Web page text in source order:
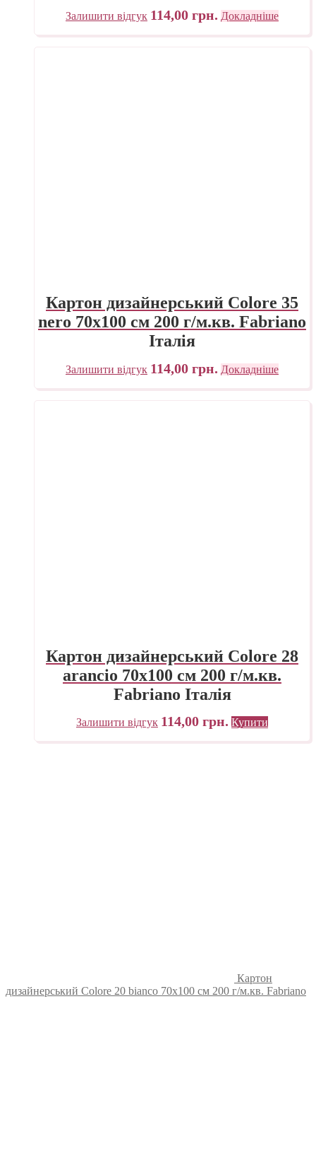
Залишити відгук 114,00 грн. Докладніше
Картон дизайнерський Colore 35
nero 70х100 см 200 г/м.кв. Fabriano
Італія
Залишити відгук 114,00 грн. Докладніше
Картон дизайнерський Colore 28
arancio 70х100 см 200 г/м.кв.
Fabriano Італія
Залишити відгук 114,00 грн. Купити
Картон
дизайнерський Colore 20 bianco 70х100 см 200 г/м.кв. Fabriano